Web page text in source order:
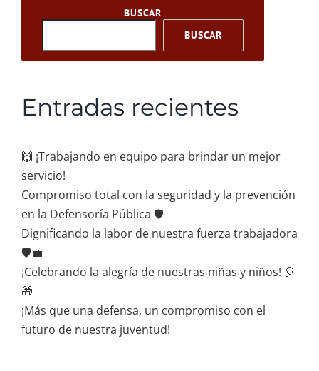
BUSCAR
BUSCAR
Entradas recientes
🙌 ¡Trabajando en equipo para brindar un mejor
servicio!
Compromiso total con la seguridad y la prevención
en la Defensoría Pública 🛡️
Dignificando la labor de nuestra fuerza trabajadora
🛡️💼
¡Celebrando la alegría de nuestras niñas y niños! 🎈
🎁
¡Más que una defensa, un compromiso con el
futuro de nuestra juventud!